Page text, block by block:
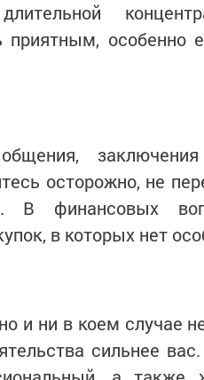
приятным, особенно
осторожно, не
В финансовых
в которых нет
и ни в коем случае
сильнее